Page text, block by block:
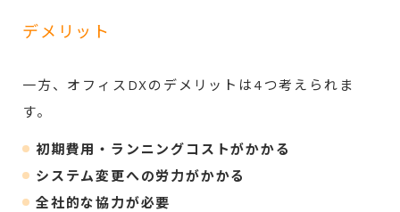
デメリット
一方、オフィスDXのデメリットは4つ考えられま
す。
初期費用・ランニングコストがかかる
システム変更への労力がかかる
全社的な協力が必要